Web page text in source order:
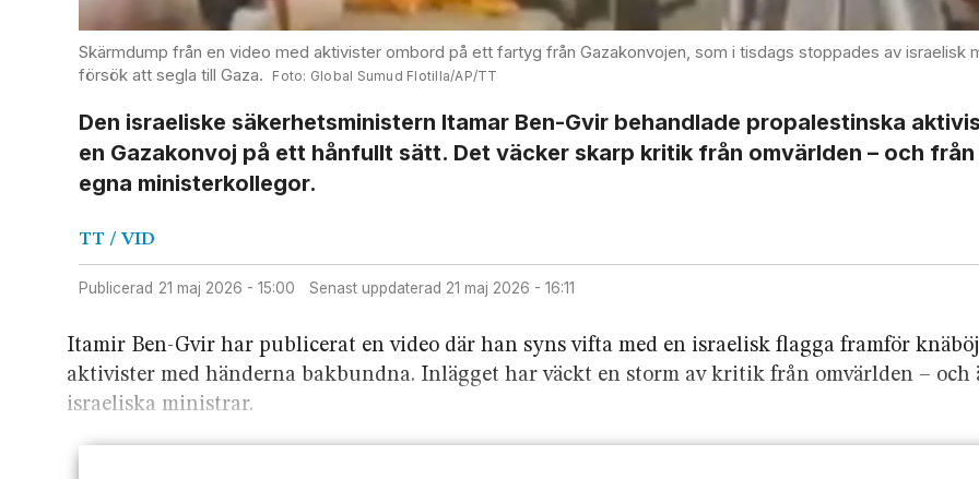
Skärmdump från en video med aktivister ombord på ett fartyg från Gazakonvojen, som i tisdags stoppades av israelisk
försök att segla till Gaza.
Global Sumud Flotilla/AP/TT
Den israeliske säkerhets­ministern Itamar Ben-Gvir behandlade pro­palestinska
en Gaza­konvoj på ett hånfullt sätt. Det väcker skarp kritik från omvärlden – och från
egna minister­kollegor.
TT / VID
Publicerad 21 maj 2026 - 15:00 Senast uppdaterad 21 maj 2026 - 16:11
Itamir Ben-Gvir har publicerat en video där han syns vifta med en israelisk flagga framför
aktivister med händerna bakbundna. Inlägget har väckt en storm av kritik från omvärlden – och
israeliska ministrar.